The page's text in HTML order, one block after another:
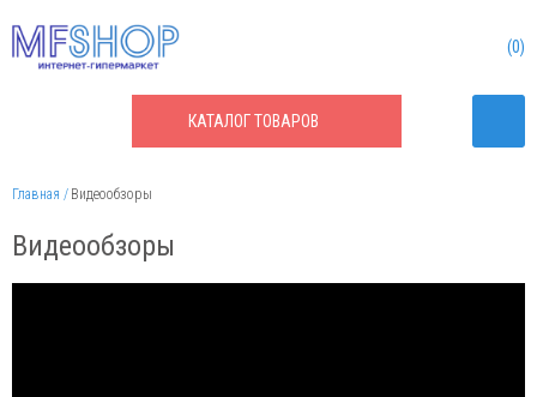
КАТАЛОГТОВАРОВ
0
Главная Видеообзоры
Видеообзоры